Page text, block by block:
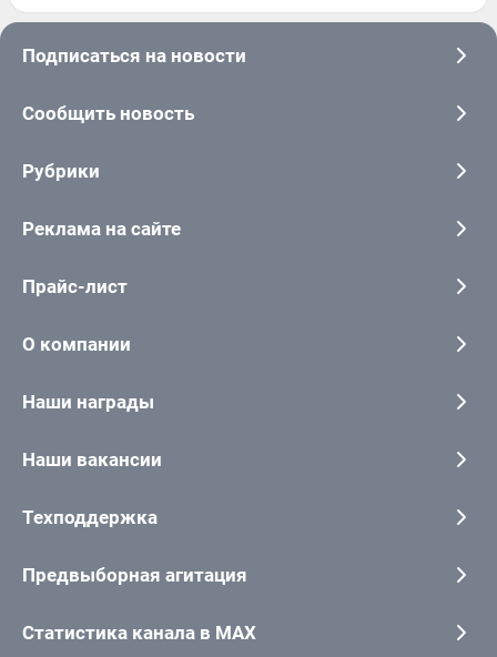
Подписаться на новости
Сообщить новость
Рубрики
Реклама на сайте
Прайс-лист
О компании
Наши награды
Наши вакансии
Техподдержка
Предвыборная агитация
Статистика канала в MAX